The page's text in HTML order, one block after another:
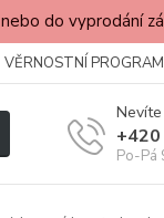
do vyprodání
VĚRNOSTNÍ PROGRAM
Po-Pá